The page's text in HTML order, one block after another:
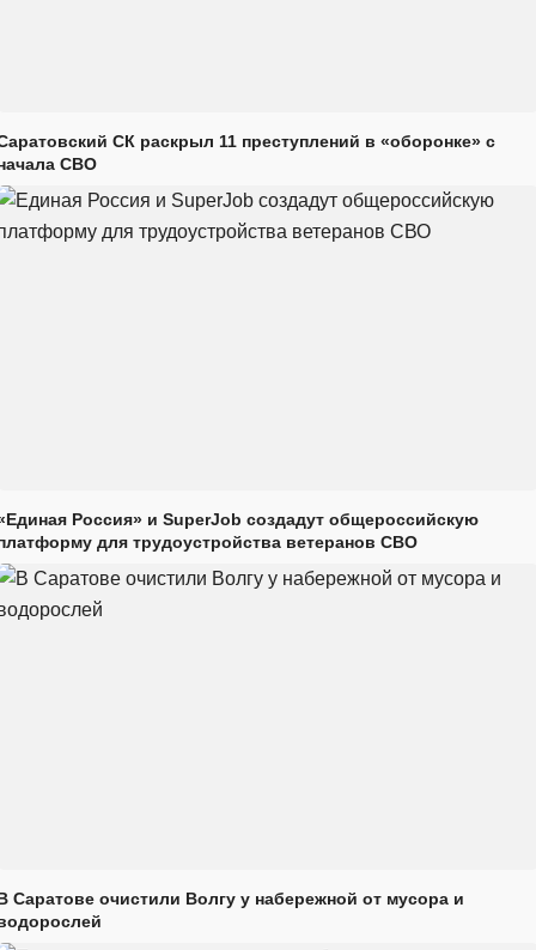
СК раскрыл 11 преступлений в «оборонке» с
СВО
Россия» и SuperJob создадут общероссийскую
для трудоустройства ветеранов СВО
Саратове очистили Волгу у набережной от мусора и